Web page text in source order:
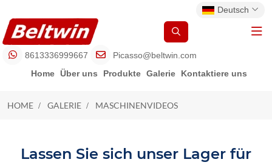
Deutsch
8613336999667
Picasso@beltwin.com
Home Über uns Produkte Galerie Kontaktiere uns
MASCHINENVIDEOS
HOME GALERIE MASCHINENVIDEOS
Lassen Sie sich unser Lager für